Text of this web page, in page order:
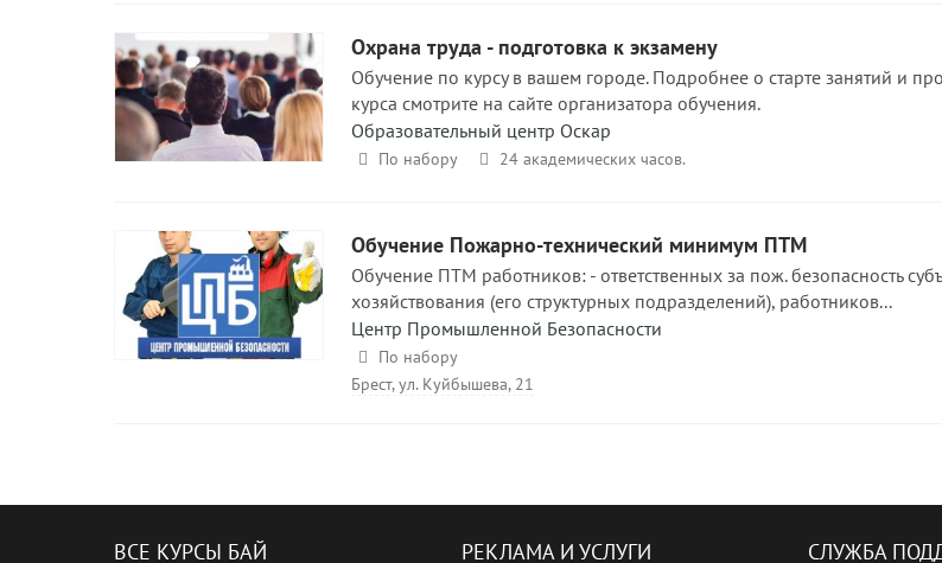
Охрана труда - подготовка к экзамену
Обучение по курсу в вашем городе. Подробнее о старте занятий и
курса смотрите на сайте организатора обучения.
Образовательный центр Оскар
По набору 24 академических часов.
Обучение Пожарно-технический минимум ПТМ
Обучение ПТМ работников: - ответственных за пож. безопасность
хозяйствования (его структурных подразделений), работников...
Центр Промышленной Безопасности
По набору
Брест, ул. Куйбышева, 21
ВСЕ КУРСЫ БАЙ РЕКЛАМА И УСЛУГИ СЛУЖБА